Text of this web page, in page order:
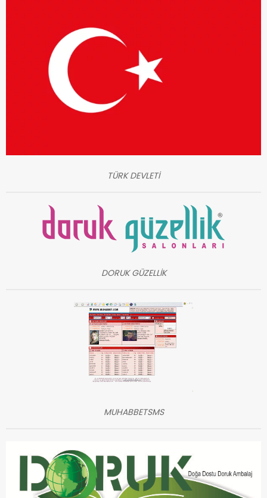
TÜRK DEVLETİ
DORUK GÜZELLİK
MUHABBETSMS